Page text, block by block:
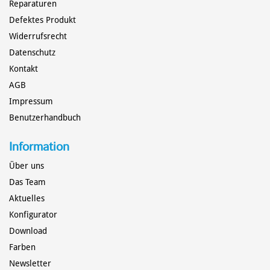
Reparaturen
Defektes Produkt
Widerrufsrecht
Datenschutz
Kontakt
AGB
Impressum
Benutzerhandbuch
Information
Über uns
Das Team
Aktuelles
Konfigurator
Download
Farben
Newsletter